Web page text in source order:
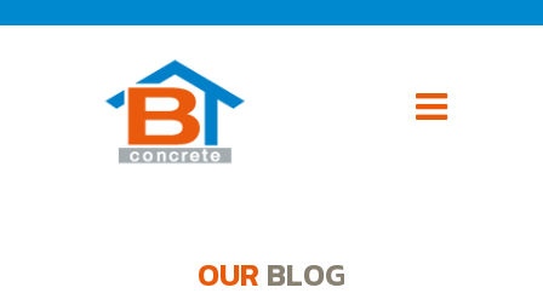
OUR BLOG